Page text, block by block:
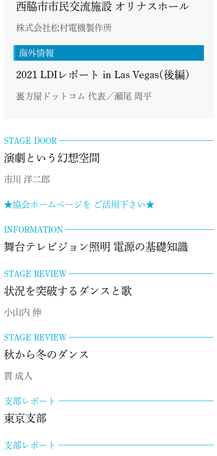
西脇市市民交流施設 オリナスホール
株式会社松村電機製作所
海外情報
2021 LDIレポート in Las Vegas(後編)
裏方屋ドットコム 代表／瀬尾 周平
STAGE DOOR
演劇という幻想空間
市川 洋二郎
★協会ホームページを ご活用下さい★
INFORMATION
舞台テレビジョン照明 電源の基礎知識
STAGE REVIEW
状況を突破するダンスと歌
小山内 伸
STAGE REVIEW
秋から冬のダンス
貫 成人
支部レポート
東京支部
支部レポート